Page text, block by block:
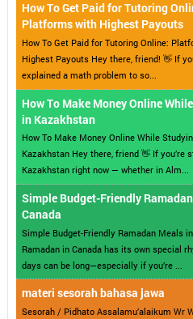
How To Get Paid for Tutoring
Platforms with Highest Payouts
How To Get Paid for Tutoring Online:
Highest Payouts Hey there, friend! 👋 If
explained a math problem to so...
How To Make Money Online
in Kazakhstan
How To Make Money Online While
Kazakhstan Hey there, friend 👋 If you’re
Kazakhstan right now — whether in Alm...
Simple Budget-Friendly
Canada
Simple Budget-Friendly Ramadan Meals
Ramadan in Canada has its own special
days can be long—especially if you’re ...
materi sesorah bahasa jawa
Sesorah / Pidhato Assalamu’alaikum Wr